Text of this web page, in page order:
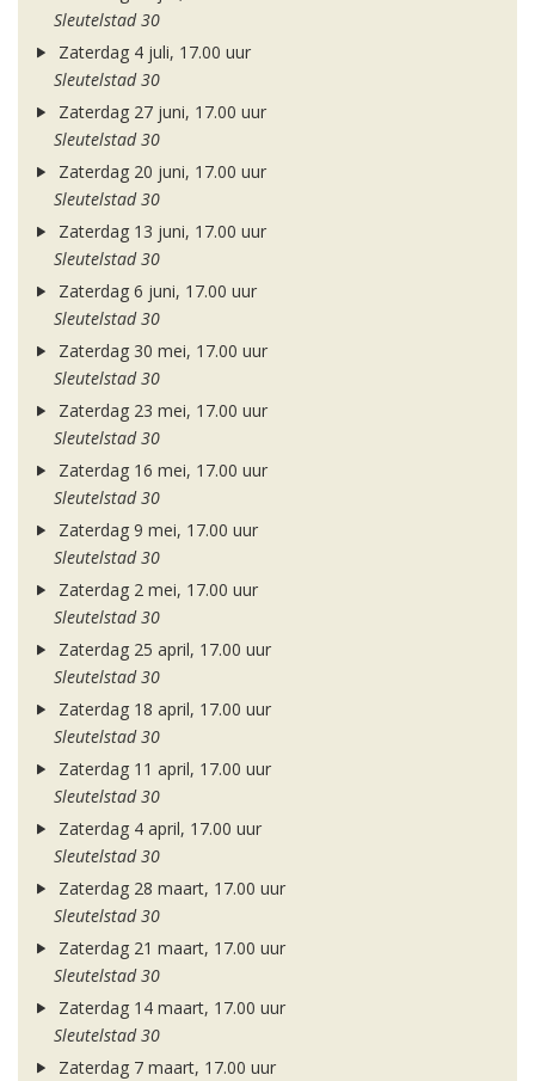
Sleutelstad 30
Zaterdag 4 juli, 17.00 uur
Sleutelstad 30
Zaterdag 27 juni, 17.00 uur
Sleutelstad 30
Zaterdag 20 juni, 17.00 uur
Sleutelstad 30
Zaterdag 13 juni, 17.00 uur
Sleutelstad 30
Zaterdag 6 juni, 17.00 uur
Sleutelstad 30
Zaterdag 30 mei, 17.00 uur
Sleutelstad 30
Zaterdag 23 mei, 17.00 uur
Sleutelstad 30
Zaterdag 16 mei, 17.00 uur
Sleutelstad 30
Zaterdag 9 mei, 17.00 uur
Sleutelstad 30
Zaterdag 2 mei, 17.00 uur
Sleutelstad 30
Zaterdag 25 april, 17.00 uur
Sleutelstad 30
Zaterdag 18 april, 17.00 uur
Sleutelstad 30
Zaterdag 11 april, 17.00 uur
Sleutelstad 30
Zaterdag 4 april, 17.00 uur
Sleutelstad 30
Zaterdag 28 maart, 17.00 uur
Sleutelstad 30
Zaterdag 21 maart, 17.00 uur
Sleutelstad 30
Zaterdag 14 maart, 17.00 uur
Sleutelstad 30
Zaterdag 7 maart, 17.00 uur